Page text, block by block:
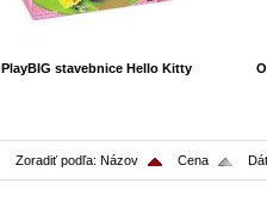
PlayBIG stavebnice Hello Kitty
Zoradiť podľa: Názov Cena